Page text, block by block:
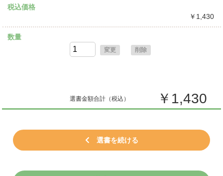
税込価格
￥1,430
数量
変更 削除
選書金額合計（税込） ￥1,430
選書を続ける